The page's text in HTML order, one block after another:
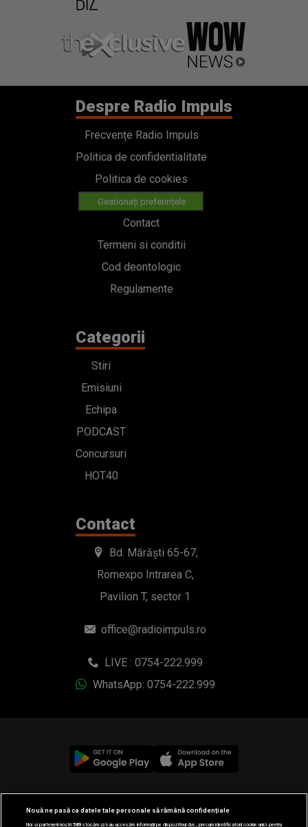
Despre Radio Impuls
Frecvențe Radio Impuls
Politica de confidentialitate
Politica de cookies
Gestionați preferințele
Contact
Termeni si conditii
Cod deontologic
Regulamente
Categorii
Stiri
Emisiuni
Echipa
PODCAST
Concursuri
HOT40
Contact
Bd. Mărăști 65-67,
Romexpo Intrarea C,
Pavilion T, sector 1
office@radioimpuls.ro
LIVE : 0754-222.999
WhatsApp: 0754-222.999
© 2019-2026 DOGAN MEDIA INTERNATIONAL SA, Toate
drepturile rezervate.
Nouă ne pasă ca datele tale personale să rămână confidențiale
Noi și partenerii noștri589stocăm și/sau accesăm informații pe dispozitivul dvs., precum identificatorii cookie unici pentru